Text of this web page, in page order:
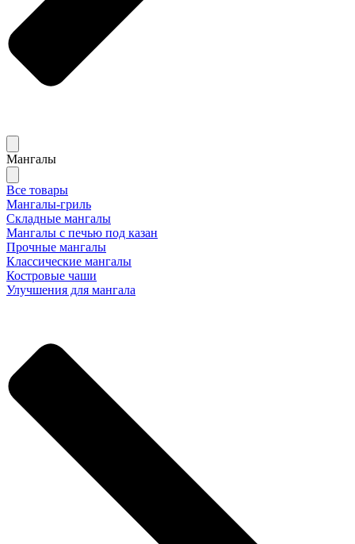
Мангалы
Все товары
Мангалы-гриль
Складные мангалы
Мангалы с печью под казан
Прочные мангалы
Классические мангалы
Костровые чаши
Улучшения для мангала